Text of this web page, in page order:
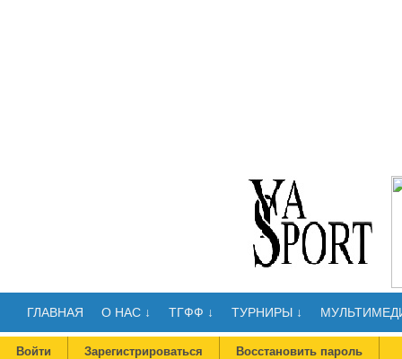
ГЛАВНАЯ О НАС ↓ ТГФФ ↓ ТУРНИРЫ ↓
Войти Зарегистрироваться Восстановить пароль